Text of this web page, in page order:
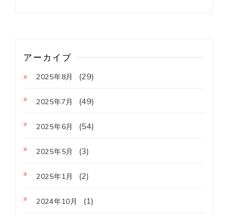
アーカイブ
2025年8月 (29)
2025年7月 (49)
2025年6月 (54)
2025年5月 (3)
2025年1月 (2)
2024年10月 (1)